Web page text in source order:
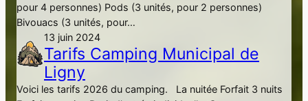
pour 4 personnes) Pods (3 unités, pour 2 personnes)
Bivouacs (3 unités, pour…
13 juin 2024
Tarifs Camping Municipal de
Ligny
Voici les tarifs 2026 du camping. La nuitée Forfait 3 nuits